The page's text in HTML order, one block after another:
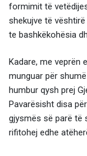
formimit të
shekujve të
te bashkëkohësia
Kadare, me veprën
munguar për
humbur qysh prej
Pavarësisht disa
gjysmës së parë të
rifitohej edhe